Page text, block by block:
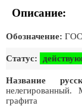
Описание:
Обозначение:
Статус:
Название
графита